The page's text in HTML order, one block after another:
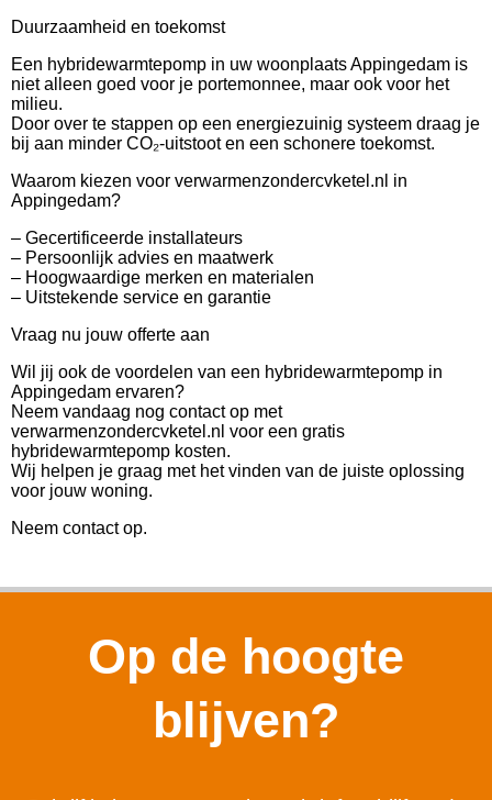
Duurzaamheid en toekomst
Een hybridewarmtepomp in uw woonplaats Appingedam is
niet alleen goed voor je portemonnee, maar ook voor het
milieu.
Door over te stappen op een energiezuinig systeem draag je
bij aan minder CO₂-uitstoot en een schonere toekomst.
Waarom kiezen voor verwarmenzondercvketel.nl in
Appingedam?
– Gecertificeerde installateurs
– Persoonlijk advies en maatwerk
– Hoogwaardige merken en materialen
– Uitstekende service en garantie
Vraag nu jouw offerte aan
Wil jij ook de voordelen van een hybridewarmtepomp in
Appingedam ervaren?
Neem vandaag nog contact op met
verwarmenzondercvketel.nl voor een gratis
hybridewarmtepomp kosten.
Wij helpen je graag met het vinden van de juiste oplossing
voor jouw woning.
Neem contact op.
Op de hoogte
blijven?